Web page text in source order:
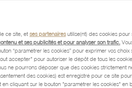
ce site, et ses partenairesutilise(nt) des cookies
et ses publicités et pour analyser son trafic.
“paramétrer les cookies” pour exprimer vos choix
accepter" pour autoriser le dépôt de tous les
ne pourrons déposer que des cookies strictement
des cookies) est enregistré pour ce site
cliquant sur le bouton "paramétrer les cookies" en